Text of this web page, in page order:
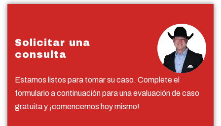
Solicitar una
consulta
Estamos listos para tomar su caso. Complete el
formulario a continuación para una evaluación de caso
gratuita y ¡comencemos hoy mismo!